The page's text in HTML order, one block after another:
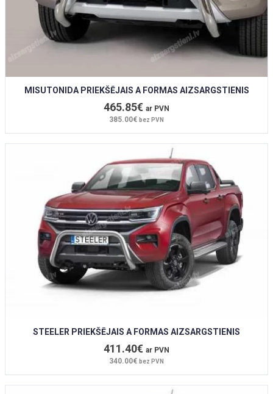
MISUTONIDA PRIEKŠĒJAIS A FORMAS AIZSARGSTIENIS
465.85€ ar PVN
385.00€ bez PVN
STEELER PRIEKŠĒJAIS A FORMAS AIZSARGSTIENIS
411.40€ ar PVN
340.00€ bez PVN